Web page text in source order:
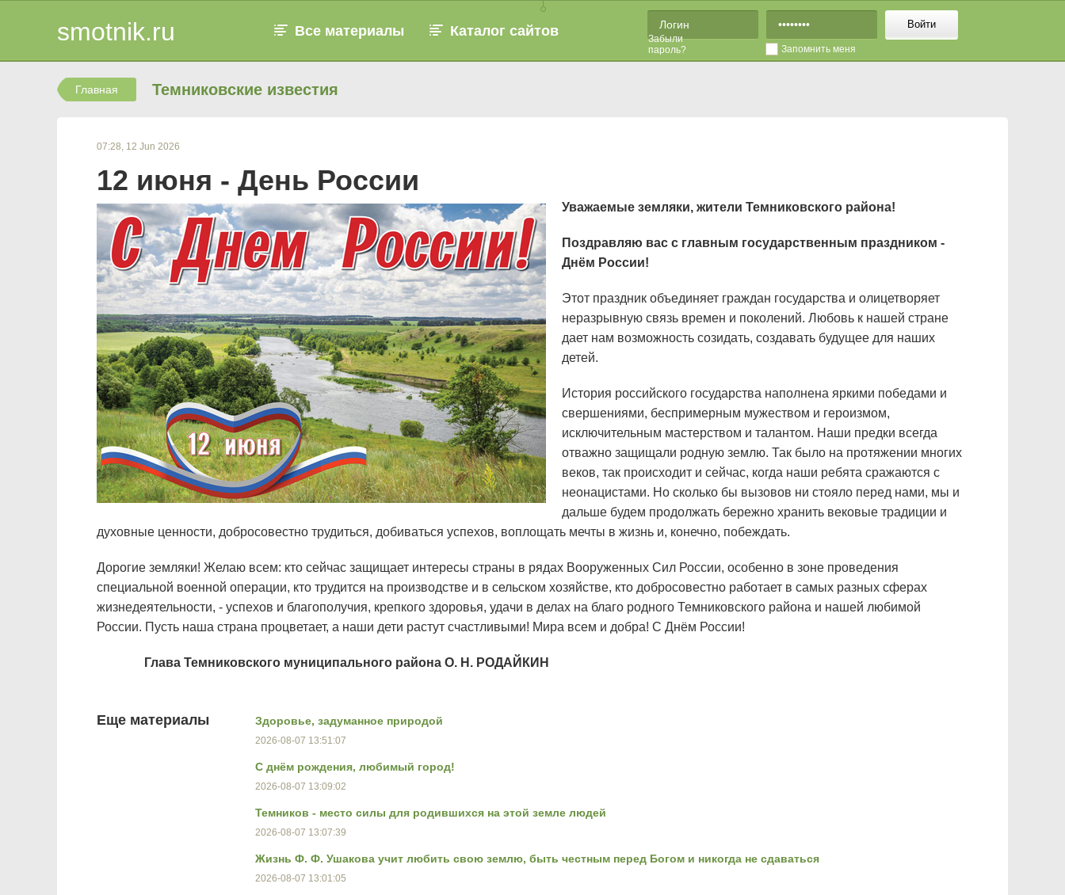
smotnik.ru Все материалы Каталог сайтов Войти
Забыли
пароль?
Запомнить меня
Главная Темниковские известия
07:28, 12 Jun 2026
12 июня - День России
Уважаемые земляки, жители Темниковского района!
Поздравляю вас с главным государственным праздником -
Днём России!
Этот праздник объединяет граждан государства и олицетворяет
неразрывную связь времен и поколений. Любовь к нашей стране
дает нам возможность созидать, создавать будущее для наших
детей.
История российского государства наполнена яркими победами и
свершениями, беспримерным мужеством и героизмом,
исключительным мастерством и талантом. Наши предки всегда
отважно защищали родную землю. Так было на протяжении многих
веков, так происходит и сейчас, когда наши ребята сражаются с
неонацистами. Но сколько бы вызовов ни стояло перед нами, мы и
дальше будем продолжать бережно хранить вековые традиции и
духовные ценности, добросовестно трудиться, добиваться успехов, воплощать мечты в жизнь и, конечно, побеждать.
Дорогие земляки! Желаю всем: кто сейчас защищает интересы страны в рядах Вооруженных Сил России, особенно в зоне проведения
специальной военной операции, кто трудится на производстве и в сельском хозяйстве, кто добросовестно работает в самых разных сферах
жизнедеятельности, - успехов и благополучия, крепкого здоровья, удачи в делах на благо родного Темниковского района и нашей любимой
России. Пусть наша страна процветает, а наши дети растут счастливыми! Мира всем и добра! С Днём России!
Глава Темниковского муниципального района О. Н. РОДАЙКИН
Еще материалы Здоровье, задуманное природой
2026-08-07 13:51:07
С днём рождения, любимый город!
2026-08-07 13:09:02
Темников - место силы для родившихся на этой земле людей
2026-08-07 13:07:39
Жизнь Ф. Ф. Ушакова учит любить свою землю, быть честным перед Богом и никогда не сдаваться
2026-08-07 13:01:05